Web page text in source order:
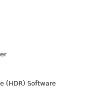
(HDR) Software